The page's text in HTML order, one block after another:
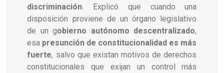
discriminación. Explicó que cuando una
disposición proviene de un órgano legislativo
de un gobierno autónomo descentralizado,
esa presunción de constitucionalidad es más
fuerte, salvo que existan motivos de derechos
constitucionales que exijan un control más